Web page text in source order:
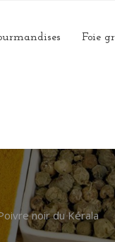
Foie
noir du Kérala